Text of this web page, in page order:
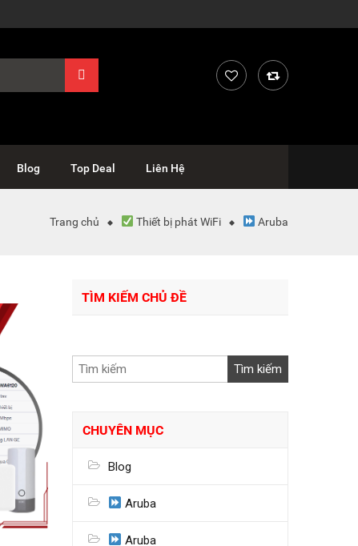
Blog Top Deal Liên Hệ
Trang chủ Thiết bị phát WiFi Aruba
TÌM KIẾM CHỦ ĐỀ
kiếm:
CHUYÊN MỤC
Blog
Aruba
Aruba